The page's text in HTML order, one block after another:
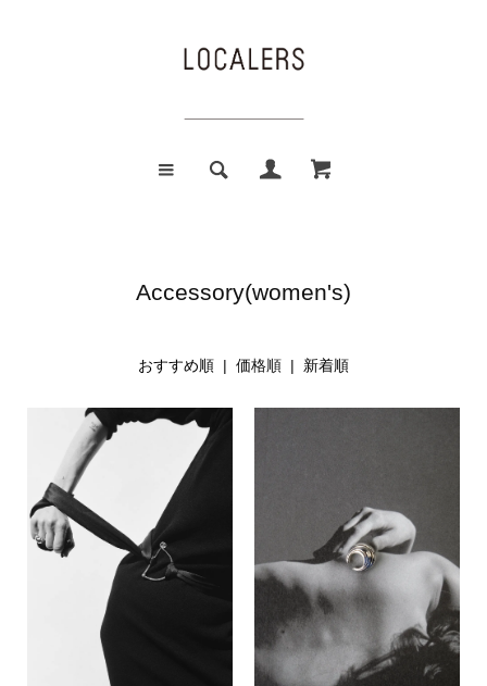
Accessory(women's)
おすすめ順 | 価格順 | 新着順